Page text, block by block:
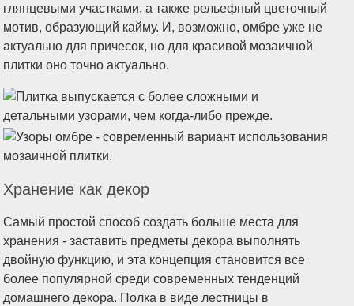
глянцевыми участками, а также рельефный цветочный
мотив, образующий кайму. И, возможно, омбре уже не
актуально для причесок, но для красивой мозаичной
плитки оно точно актуально.
Хранение как декор
Самый простой способ создать больше места для
хранения - заставить предметы декора выполнять
двойную функцию, и эта концепция становится все
более популярной среди современных тенденций
домашнего декора. Полка в виде лестницы в